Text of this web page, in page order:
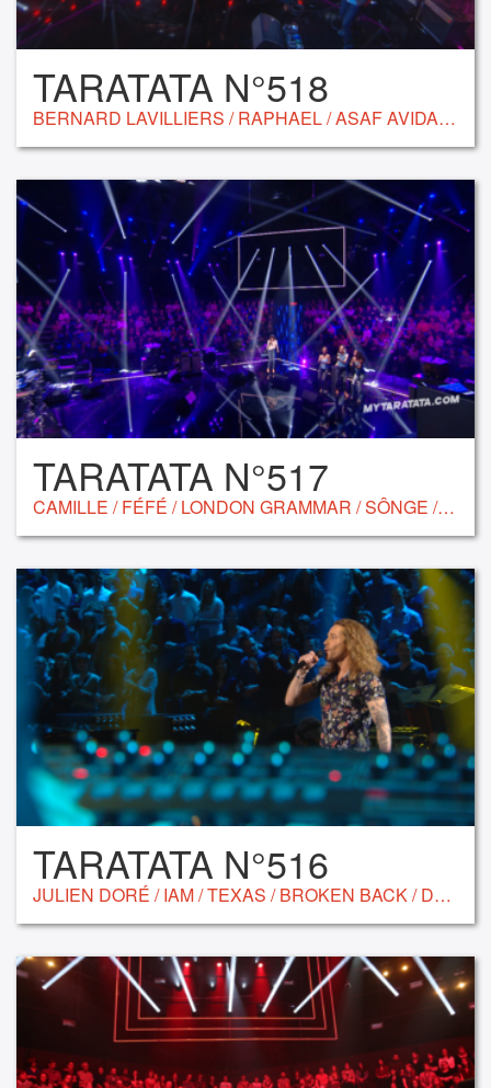
TARATATA N°518
BERNARD LAVILLIERS / RAPHAEL / ASAF AVIDAN / KIMBEROSE / ROMAIN HUMEAU / TIM DUP
TARATATA N°517
CAMILLE / FÉFÉ / LONDON GRAMMAR / SÔNGE / ED SHEERAN / SIANNA
TARATATA N°516
JULIEN DORÉ / IAM / TEXAS / BROKEN BACK / DELUXE /SANDRA NKAKÉ / VÉRONIQUE SANSON